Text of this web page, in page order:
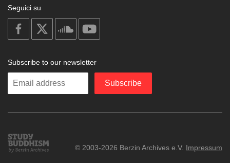
Seguici su
on
facebook
soundcloud
Subscribe to our newsletter
Enter
Subscribe
Study
Buddhism
© 2003-2026 Berzin Archives e.V. Impressum